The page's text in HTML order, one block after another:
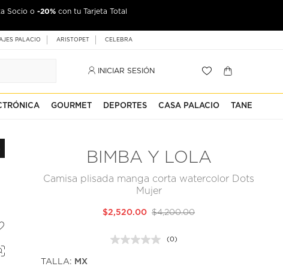
Socio o -20% con tu Tarjeta Total
PALACIO ARISTOPET CELEBRA
INICIAR SESIÓN
GOURMET DEPORTES CASA PALACIO TANE
BIMBA Y LOLA
Camisa plisada manga corta watercolor Dots
Mujer
$4,200.00
$2,520.00
Sin
(0)
TALLA: MX